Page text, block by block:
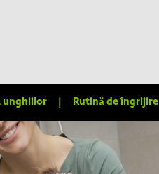
unghiilor Rutină de îngrijire